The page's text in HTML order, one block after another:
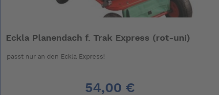
Eckla Planendach f. Trak Express (rot-uni)
passt nur an den Eckla Express!
54,00 €